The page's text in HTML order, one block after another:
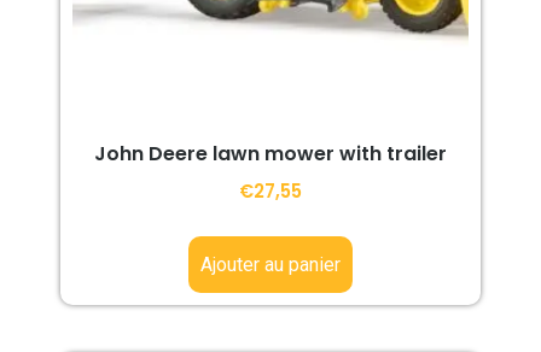
John Deere lawn mower with trailer
€27,55
Ajouter au panier